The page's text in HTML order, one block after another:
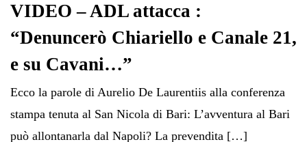
VIDEO – ADL attacca :
“Denuncerò Chiariello e Canale 21,
e su Cavani…”
Ecco la parole di Aurelio De Laurentiis alla conferenza
stampa tenuta al San Nicola di Bari: L’avventura al Bari
può allontanarla dal Napoli? La prevendita […]